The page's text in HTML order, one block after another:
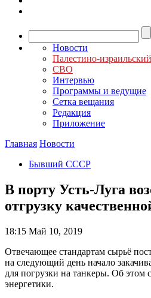
Новости
Палестино-
СВО
Интервью
Программы и ведущие
Сетка вещания
Редакция
Приложение
Главная Новости
Бывший СССР
В порту Усть-Луга
отгрузку
18:15 Май 10, 2019
Отвечающее стандартам сырьё
на следующий день начало
для погрузки на танкеры. Об этом
энергетики.